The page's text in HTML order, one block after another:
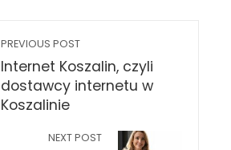
PREVIOUS POST
Internet Koszalin, czyli
dostawcy internetu w
Koszalinie
NEXT POST